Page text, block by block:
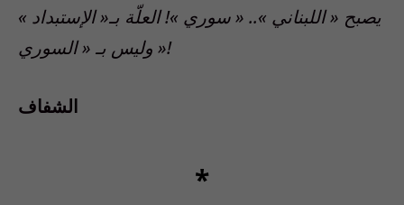
يصبح « اللبناني ».. « سوري »! العلّة بـ« الإستبداد »
وليس بـ « السوري »!
الشفاف
*